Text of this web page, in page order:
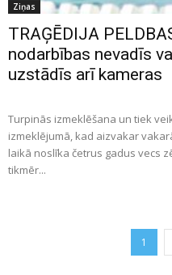
Ziņas
TRAĢĒDIJA
nodarbības nevadīs
uzstādīs arī kameras
Turpinās izmeklēšana un tiek
izmeklējumā, kad aizvakar
laikā noslīka četrus gadus vecs
tikmēr...
1